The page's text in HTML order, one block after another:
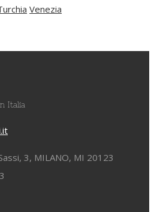
Venezia
Italia
3, MILANO, MI 20123